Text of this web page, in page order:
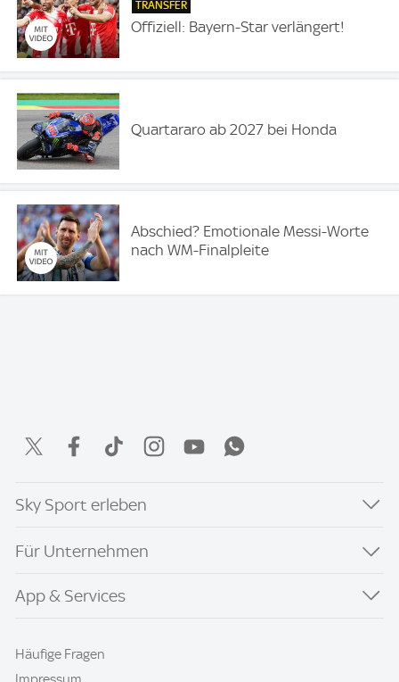
TRANSFER
Offiziell: Bayern-Star verlängert!
Quartararo ab 2027 bei Honda
Abschied? Emotionale Messi-Worte
nach WM-Finalpleite
Sky Sport erleben
Für Unternehmen
App & Services
Häufige Fragen